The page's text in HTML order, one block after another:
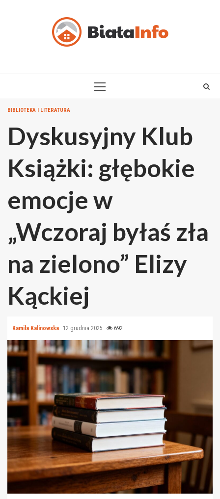
PRIMARY
BIBLIOTEKA I LITERATURA
Dyskusyjny Klub
Książki: głębokie
emocje w
„Wczoraj byłaś zła
na zielono” Elizy
Kąckiej
Kamila Kalinowska 12 grudnia 2025 692